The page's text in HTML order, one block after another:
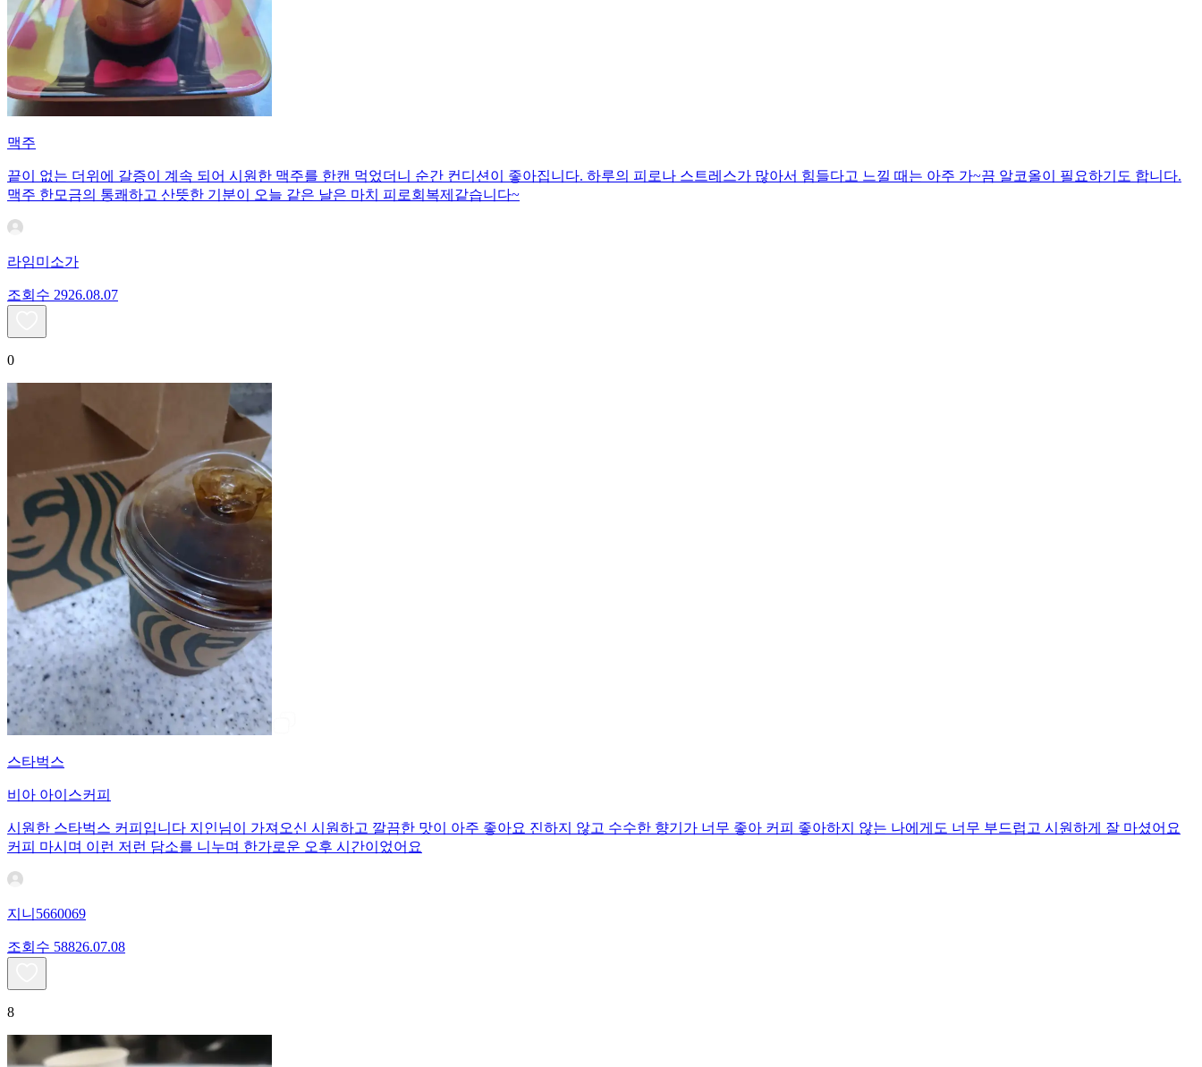
맥주
끝이 없는 더위에 갈증이 계속 되어 시원한 맥주를 한캔 먹었더니 순간 컨디션이 좋아집니다. 하루의 피로나 스트레스가 많아서 힘들다고 느낄 때는 아주 가~끔 알코올이 필요하기도 합니다.
맥주 한모금의 통쾌하고 산뜻한 기분이 오늘 같은 날은 마치 피로회복제같습니다~
라임미소가
조회수 2926.08.07
0
스타벅스
비아 아이스커피
시원한 스타벅스 커피입니다 지인님이 가져오신 시원하고 깔끔한 맛이 아주 좋아요 진하지 않고 수수한 향기가 너무 좋아 커피 좋아하지 않는 나에게도 너무 부드럽고 시원하게 잘 마셨어요
커피 마시며 이런 저런 담소를 니누며 한가로운 오후 시간이었어요
지니5660069
조회수 58826.07.08
8